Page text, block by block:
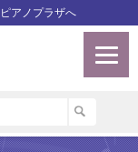
アノプラザへ